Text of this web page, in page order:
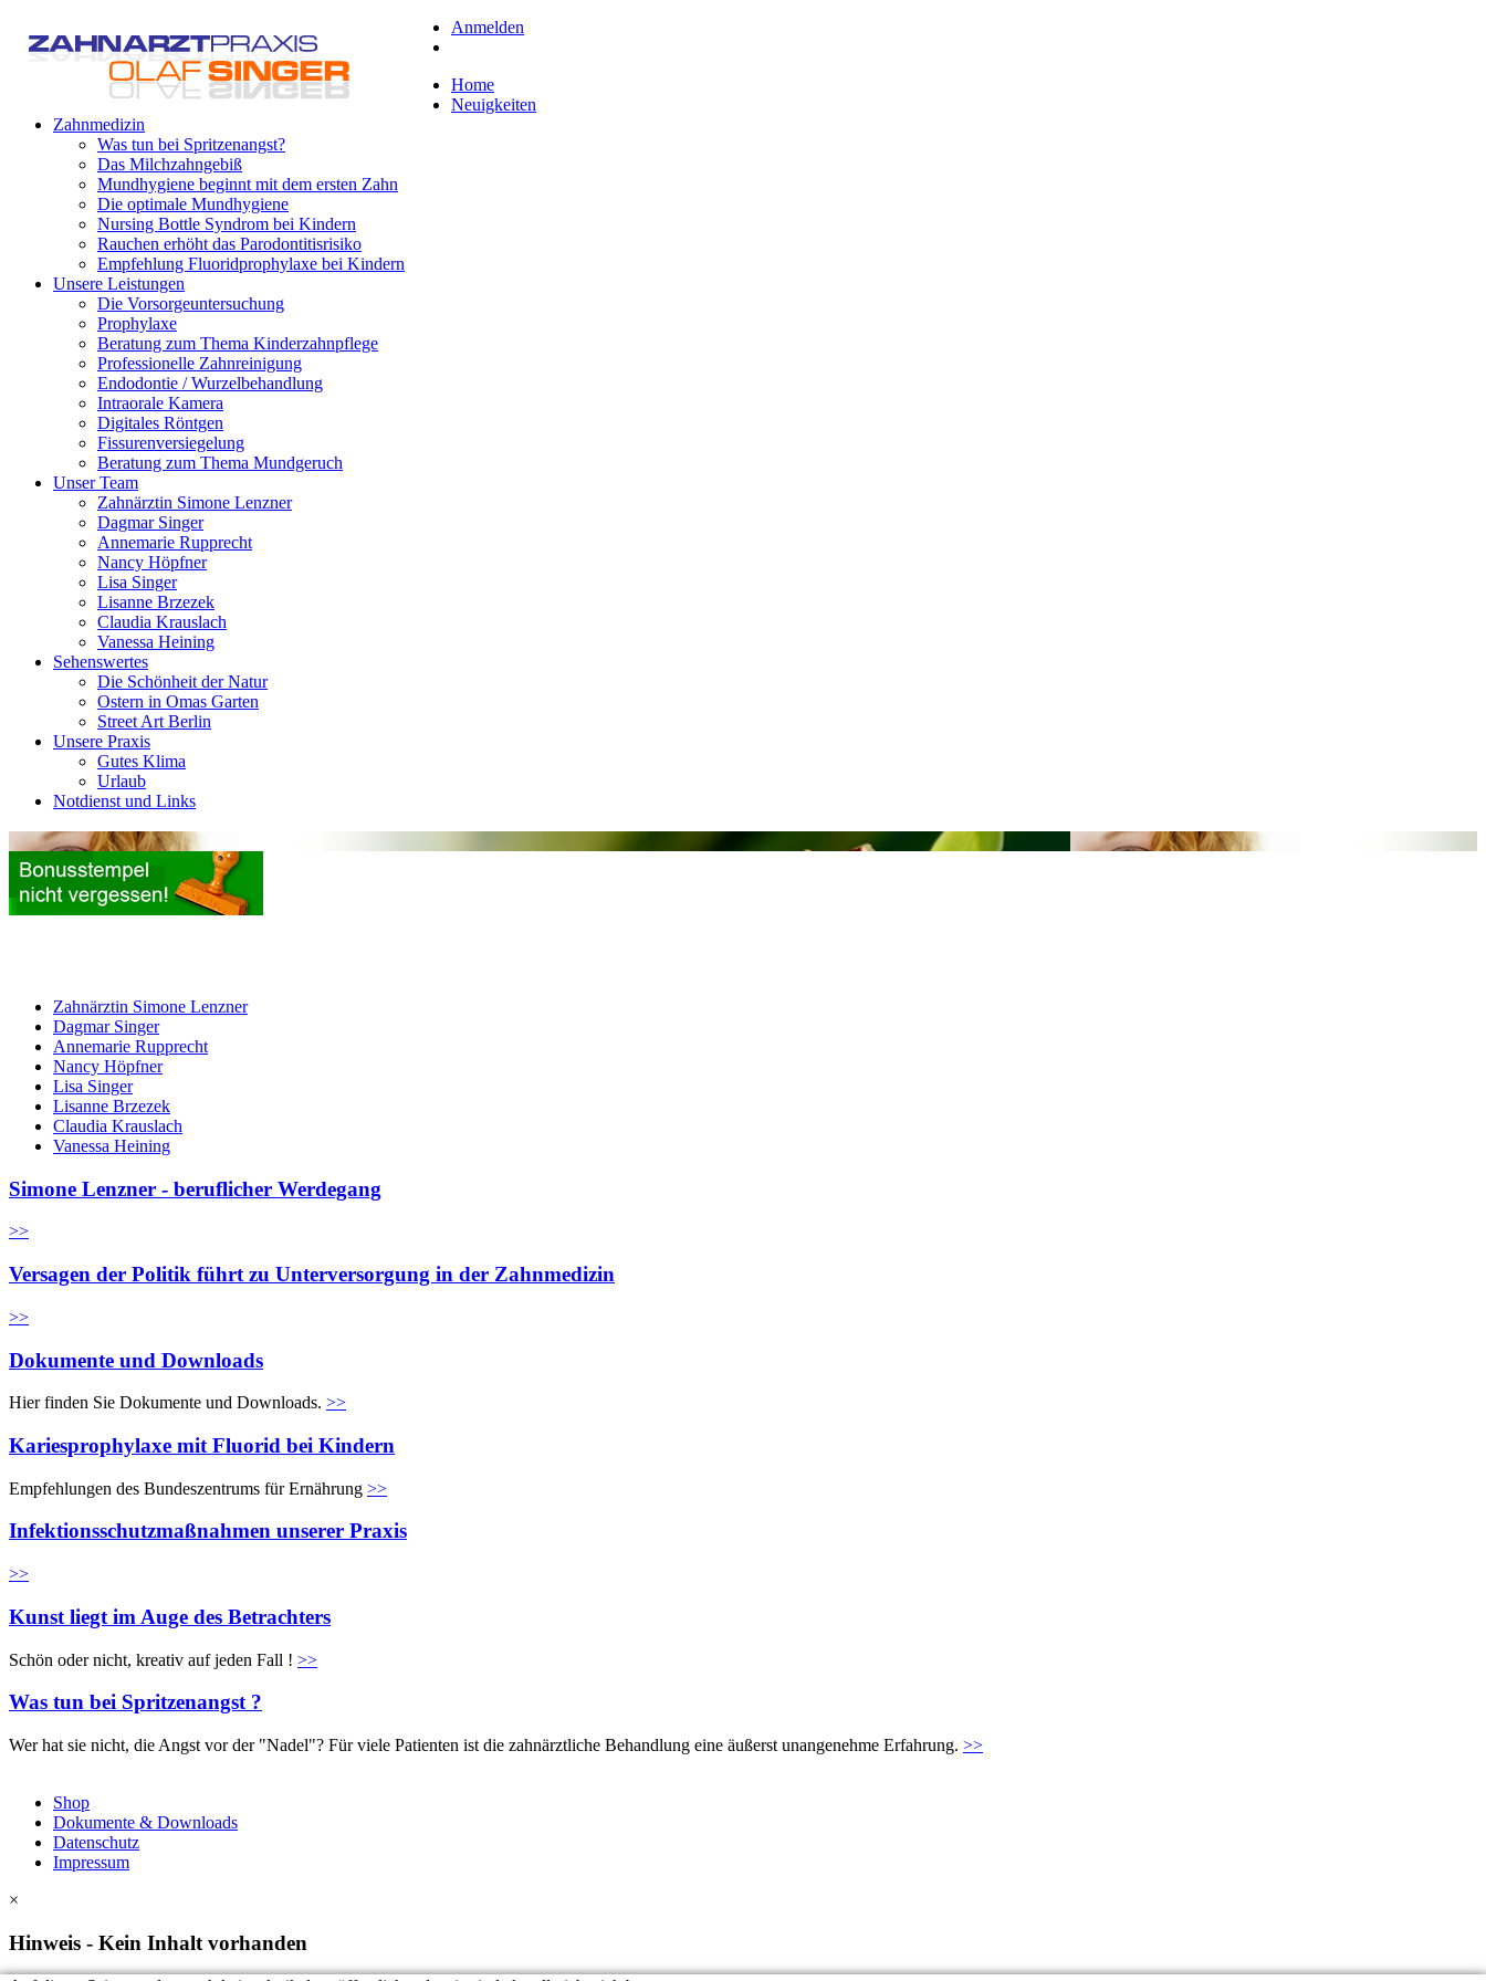
Anmelden
Home
Neuigkeiten
Zahnmedizin
Was tun bei Spritzenangst?
Das Milchzahngebiß
Mundhygiene beginnt mit dem ersten Zahn
Die optimale Mundhygiene
Nursing Bottle Syndrom bei Kindern
Rauchen erhöht das Parodontitisrisiko
Empfehlung Fluoridprophylaxe bei Kindern
Unsere Leistungen
Die Vorsorgeuntersuchung
Prophylaxe
Beratung zum Thema Kinderzahnpflege
Professionelle Zahnreinigung
Endodontie / Wurzelbehandlung
Intraorale Kamera
Digitales Röntgen
Fissurenversiegelung
Beratung zum Thema Mundgeruch
Unser Team
Zahnärztin Simone Lenzner
Dagmar Singer
Annemarie Rupprecht
Nancy Höpfner
Lisa Singer
Lisanne Brzezek
Claudia Krauslach
Vanessa Heining
Sehenswertes
Die Schönheit der Natur
Ostern in Omas Garten
Street Art Berlin
Unsere Praxis
Gutes Klima
Urlaub
Notdienst und Links
Zahnärztin Simone Lenzner
Dagmar Singer
Annemarie Rupprecht
Nancy Höpfner
Lisa Singer
Lisanne Brzezek
Claudia Krauslach
Vanessa Heining
Simone Lenzner - beruflicher Werdegang
>>
Versagen der Politik führt zu Unterversorgung in der Zahnmedizin
>>
Dokumente und Downloads
Hier finden Sie Dokumente und Downloads. >>
Kariesprophylaxe mit Fluorid bei Kindern
Empfehlungen des Bundeszentrums für Ernährung >>
Infektionsschutzmaßnahmen unserer Praxis
>>
Kunst liegt im Auge des Betrachters
Schön oder nicht, kreativ auf jeden Fall ! >>
Was tun bei Spritzenangst ?
Wer hat sie nicht, die Angst vor der "Nadel"? Für viele Patienten ist die zahnärztliche Behandlung eine äußerst unangenehme Erfahrung. >>
Shop
Dokumente & Downloads
Datenschutz
Impressum
×
Hinweis - Kein Inhalt vorhanden